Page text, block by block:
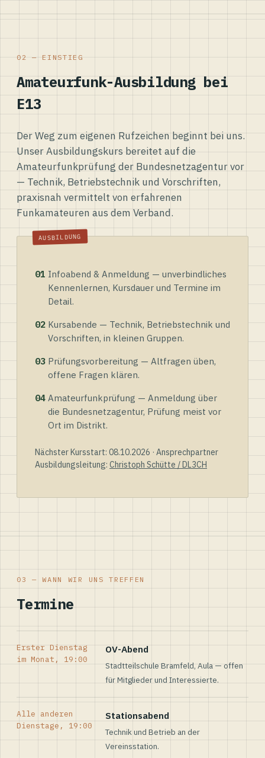
02 — EINSTIEG
Amateurfunk-Ausbildung bei
E13
Der Weg zum eigenen Rufzeichen beginnt bei uns.
Unser Ausbildungskurs bereitet auf die
Amateurfunkprüfung der Bundesnetzagentur vor
— Technik, Betriebstechnik und Vorschriften,
praxisnah vermittelt von erfahrenen
Funkamateuren aus dem Verband.
01 Infoabend & Anmeldung — unverbindliches
Kennenlernen, Kursdauer und Termine im
Detail.
02 Kursabende — Technik, Betriebstechnik und
Vorschriften, in kleinen Gruppen.
03 Prüfungsvorbereitung — Altfragen üben,
offene Fragen klären.
04 Amateurfunkprüfung — Anmeldung über
die Bundesnetzagentur, Prüfung meist vor
Ort im Distrikt.
Nächster Kursstart: 08.10.2026 · Ansprechpartner
Ausbildungsleitung: Christoph Schütte / DL3CH
03 — WANN WIR UNS TREFFEN
Termine
Erster Dienstag
im Monat, 19:00
OV-Abend
Stadtteilschule Bramfeld, Aula — offen
für Mitglieder und Interessierte.
Alle anderen
Dienstage, 19:00
Stationsabend
Technik und Betrieb an der
Vereinsstation.